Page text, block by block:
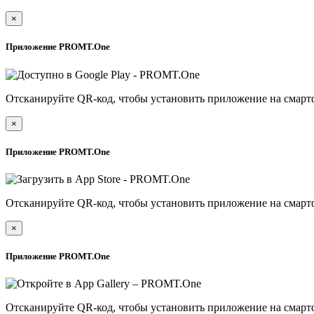
×
Приложение PROMT.One
Отсканируйте QR-код, чтобы установить приложение на
×
Приложение PROMT.One
Отсканируйте QR-код, чтобы установить приложение на
×
Приложение PROMT.One
Отсканируйте QR-код, чтобы установить приложение на